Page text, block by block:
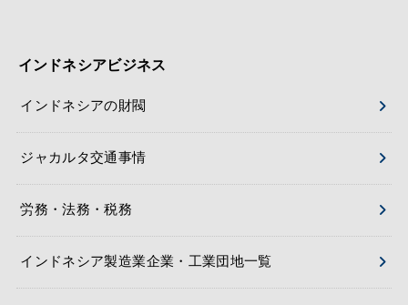
インドネシアビジネス
インドネシアの財閥
ジャカルタ交通事情
労務・法務・税務
インドネシア製造業企業・工業団地一覧